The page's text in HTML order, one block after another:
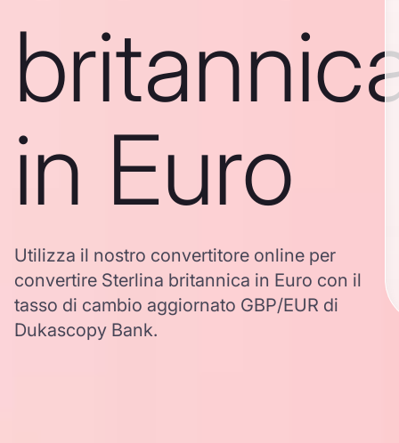
in Euro
Utilizza il nostro convertitore online per
convertire Sterlina britannica in Euro con il
tasso di cambio aggiornato GBP/EUR di
Dukascopy Bank.